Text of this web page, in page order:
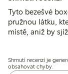
Tyto bezešvé
pružnou látku,
místě, aniž by
že nohavice
působit méně
Shrnutí recenzí je
obsahovat chyby.